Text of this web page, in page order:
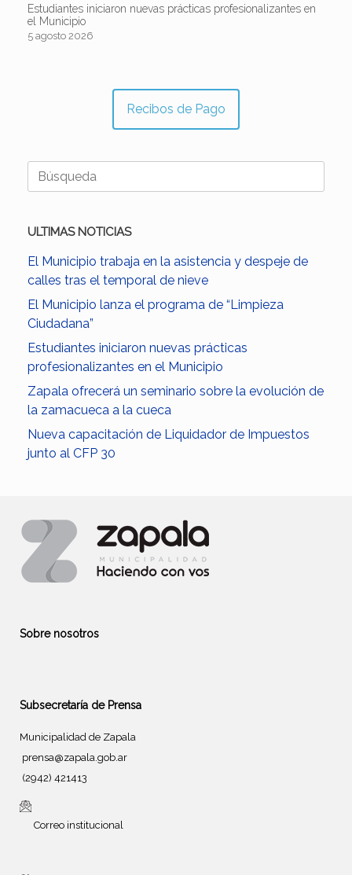
Estudiantes iniciaron nuevas prácticas profesionalizantes en
el Municipio
5 agosto 2026
Recibos de Pago
Buscar:
ULTIMAS NOTICIAS
El Municipio trabaja en la asistencia y despeje de
calles tras el temporal de nieve
El Municipio lanza el programa de “Limpieza
Ciudadana”
Estudiantes iniciaron nuevas prácticas
profesionalizantes en el Municipio
Zapala ofrecerá un seminario sobre la evolución de
la zamacueca a la cueca
Nueva capacitación de Liquidador de Impuestos
junto al CFP 30
Sobre nosotros
Subsecretaría de Prensa
Municipalidad de Zapala
prensa@zapala.gob.ar
(2942) 421413
Correo institucional